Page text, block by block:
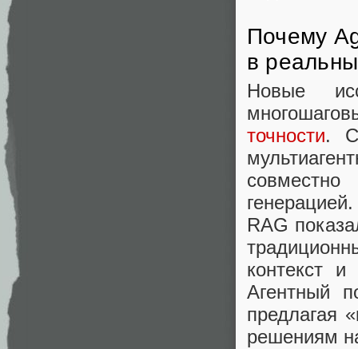
Почему
в
Новые
точности.
RAG
контекст
Агентный
предлагая
решениям